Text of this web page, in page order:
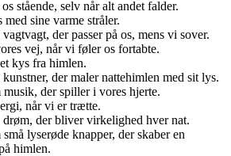
stående, selv når alt andet falder.
sine varme stråler.
der passer på os, mens vi sover.
vej, når vi føler os fortabte.
kys fra himlen.
der maler nattehimlen med sit lys.
musik, der spiller i vores hjerte.
når vi er trætte.
drøm, der bliver virkelighed hver nat.
lyserøde knapper, der skaber en
himlen.